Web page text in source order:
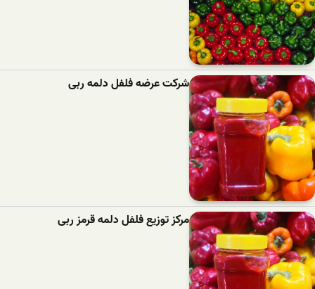
شرکت عرضه فلفل دلمه ربی
مرکز توزیع فلفل دلمه قرمز ربی